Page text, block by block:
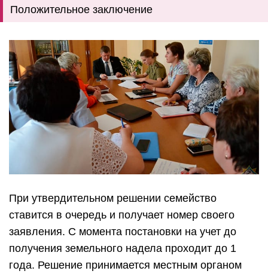
Положительное заключение
При утвердительном решении семейство
ставится в очередь и получает номер своего
заявления. С момента постановки на учет до
получения земельного надела проходит до 1
года. Решение принимается местным органом